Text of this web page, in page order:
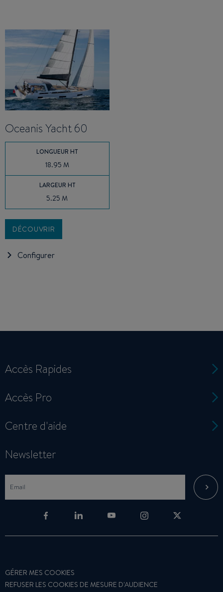
Oceanis Yacht 60
LONGUEUR HT
18.95 M
LARGEUR HT
5.25 M
DÉCOUVRIR
Configurer
Accès Rapides
Accès Pro
Centre d'aide
Newsletter
GÉRER MES COOKIES
REFUSER LES COOKIES DE MESURE D'AUDIENCE